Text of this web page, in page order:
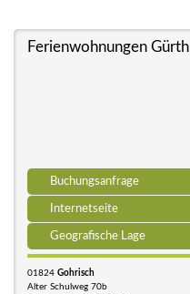
Ferienwohnungen Gürth
Buchungsanfrage
Internetseite
Geografische Lage
01824 Gohrisch
Alter Schulweg 70b